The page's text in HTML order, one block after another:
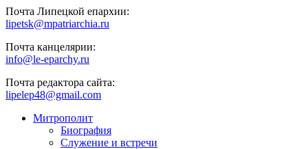
Почта Липецкой епархии:
lipetsk@mpatriarchia.ru
Почта канцелярии:
info@le-eparchy.ru
Почта редактора сайта:
lipelep48@gmail.com
Митрополит
Биография
Служение и встречи